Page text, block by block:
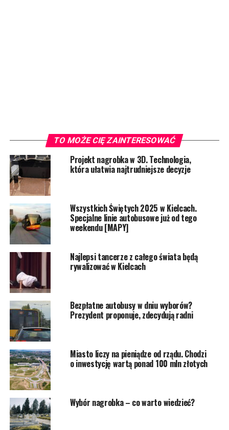
TO MOŻE CIĘ ZAINTERESOWAĆ
Projekt nagrobka w 3D. Technologia,
która ułatwia najtrudniejsze decyzje
Wszystkich Świętych 2025 w Kielcach.
Specjalne linie autobusowe już od tego
weekendu [MAPY]
Najlepsi tancerze z całego świata będą
rywalizować w Kielcach
Bezpłatne autobusy w dniu wyborów?
Prezydent proponuje, zdecydują radni
Miasto liczy na pieniądze od rządu. Chodzi
o inwestycję wartą ponad 100 mln złotych
Wybór nagrobka – co warto wiedzieć?